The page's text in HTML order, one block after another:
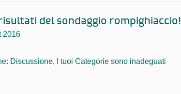
del sondaggio rompighiaccio!
2016
Discussione, I tuoi Categorie sono inadeguati